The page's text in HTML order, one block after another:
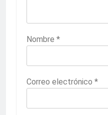
Nombre *
Correo electrónico *